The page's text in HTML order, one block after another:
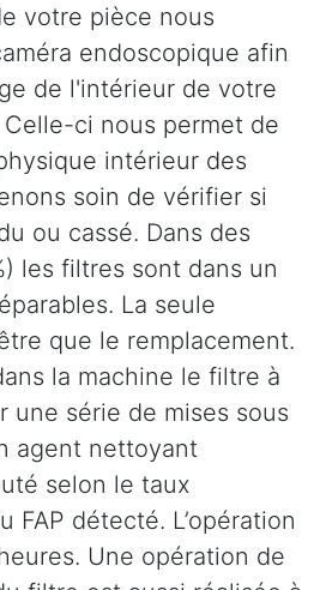
votre pièce nous
endoscopique afin
de l'intérieur de votre
ci nous permet de
intérieur des
soin de vérifier si
ou cassé. Dans des
les filtres sont dans un
La seule
que le remplacement.
la machine le filtre à
une série de mises sous
agent nettoyant
selon le taux
FAP détecté. L’opération
Une opération de